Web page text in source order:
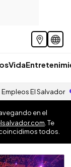
Vida
Empleos El Salvador
en el
. Te
todos.